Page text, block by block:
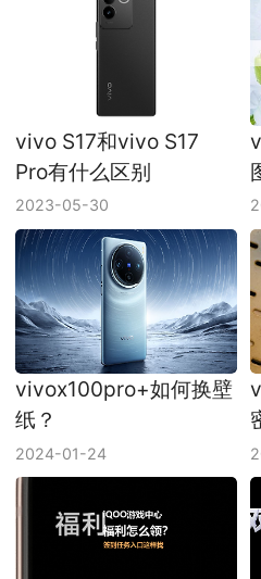
vivo S17和vivo S17
Pro有什么区别
2023-05-30
vivox100pro+如何换壁
纸？
2024-01-24